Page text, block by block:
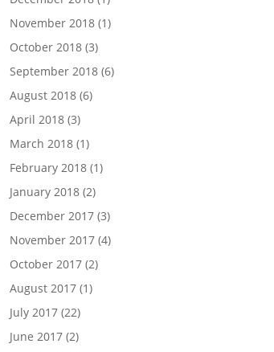
November 2018 (1)
October 2018 (3)
September 2018 (6)
August 2018 (6)
April 2018 (3)
March 2018 (1)
February 2018 (1)
January 2018 (2)
December 2017 (3)
November 2017 (4)
October 2017 (2)
August 2017 (1)
July 2017 (22)
June 2017 (2)